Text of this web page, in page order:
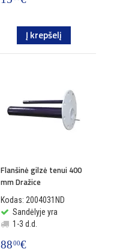
Į krepšelį
Flanšinė gilzė tenui 400
mm Dražice
Kodas: 2004031ND
Sandėlyje yra
1-3 d.d.
8800€